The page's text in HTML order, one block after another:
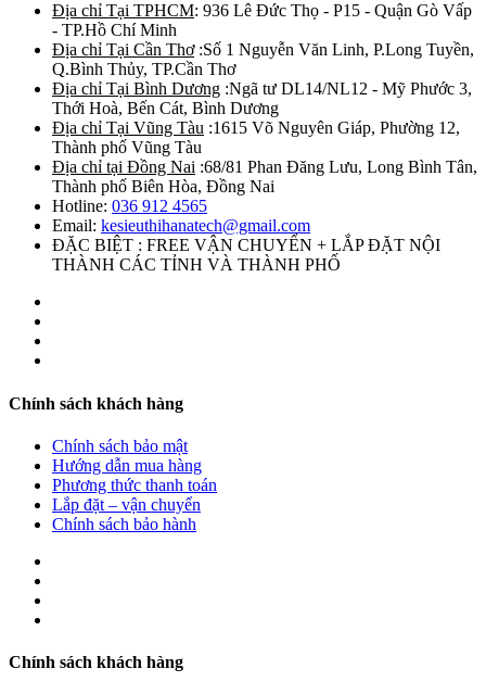
Địa chỉ Tại TPHCM: 936 Lê Đức Thọ - P15 - Quận Gò Vấp
- TP.Hồ Chí Minh
Địa chỉ Tại Cần Thơ:Số 1 Nguyễn Văn Linh, P.Long Tuyền,
Q.Bình Thủy, TP.Cần Thơ
Địa chỉ Tại Bình Dương :Ngã tư DL14/NL12 - Mỹ Phước 3,
Thới Hoà, Bến Cát, Bình Dương
Địa chỉ Tại Vũng Tàu :1615 Võ Nguyên Giáp, Phường 12,
Thành phố Vũng Tàu
Địa chỉ tại Đồng Nai :68/81 Phan Đăng Lưu, Long Bình Tân,
Thành phố Biên Hòa, Đồng Nai
Hotline: 036 912 4565
Email: kesieuthihanatech@gmail.com
ĐẶC BIỆT : FREE VẬN CHUYỂN + LẮP ĐẶT NỘI
THÀNH CÁC TỈNH VÀ THÀNH PHỐ
Chính sách khách hàng
Chính sách bảo mật
Hướng dẫn mua hàng
Phương thức thanh toán
Lắp đặt – vận chuyển
Chính sách bảo hành
Chính sách khách hàng